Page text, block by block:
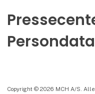
Persondata
Copyright © 2026 MCH A/S.